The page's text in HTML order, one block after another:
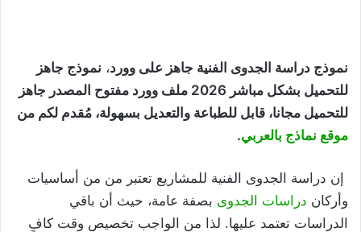
نموذج دراسة الجدوى الفنية جاهز على وورد، نموذج جاهز
للتحميل بشكل مباشر 2026 ملف وورد مفتوح المصدر جاهز
للتحميل مجانا، قابل للطباعة والتعديل بسهولة، مُقدم لكم من
موقع نماذج بالعربي.
إن دراسة الجدوى الفنية للمشاريع تعتبر من من أساسيات
وأركان دراسات الجدوى بصفة عامة، حيث أن باقي
الدراسات تعتمد عليها. لذا من الواجب تخصيص وقت كافٍ